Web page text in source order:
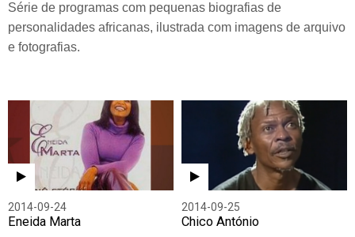
Série de programas com pequenas biografias de
personalidades africanas, ilustrada com imagens de arquivo
e fotografias.
2014-09-24
Eneida Marta
2014-09-25
Chico António